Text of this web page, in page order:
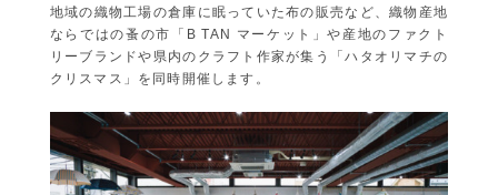
地域の織物工場の倉庫に眠っていた布の販売など、織物産地
ならではの蚤の市「B TAN マーケット」や産地のファクト
リーブランドや県内のクラフト作家が集う「ハタオリマチの
クリスマス」を同時開催します。